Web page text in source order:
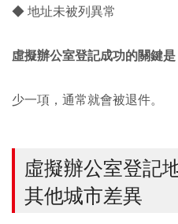
◆ 地址未被列異常
虛擬辦公室登記成功的關鍵
少一項，通常就會被退件。
虛擬辦公室登記
其他城市差異